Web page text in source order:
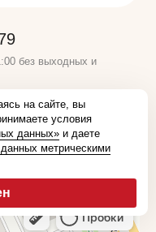
без выходных и
на сайте, вы
условия
данных» и даете
метрическими